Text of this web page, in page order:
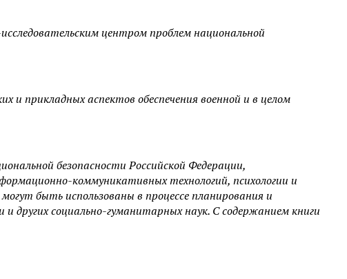
центром проблем национальной
прикладных аспектов обеспечения военной и в целом
безопасности Российской Федерации,
коммуникативных технологий, психологии и
быть использованы в процессе планирования и
других социально-гуманитарных наук. С содержанием книги